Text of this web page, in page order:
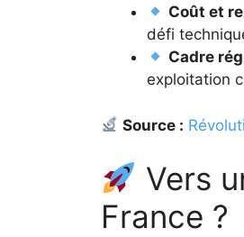
Coût et
défi
Cadre
exploitation
Source :
Vers
France ?